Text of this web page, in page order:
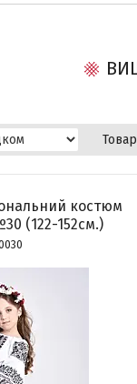
костюм
(122-152см.)